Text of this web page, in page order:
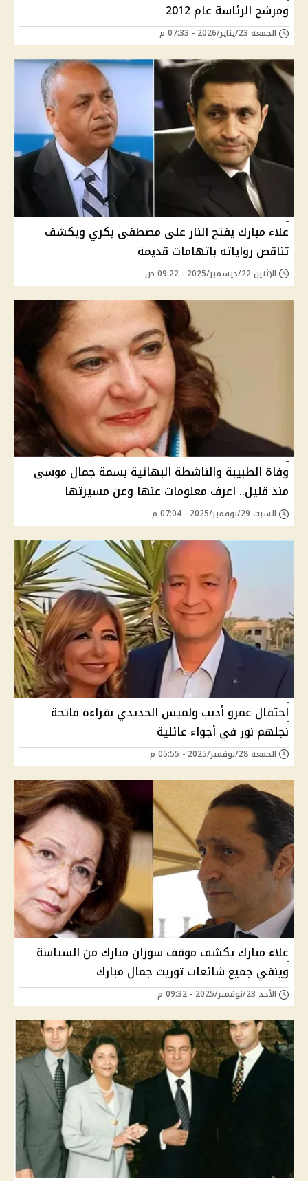
ومرشح الرئاسة عام 2012
الجمعة 23/يناير/2026 - 07:33 م
علاء مبارك يفتح النار على مصطفى بكري ويكشف
تناقض رواياته باتهامات قديمة
الإثنين 22/ديسمبر/2025 - 09:22 ص
وفاة الطبيبة والناشطة البهائية بسمة جمال موسى
منذ قليل.. اعرف معلومات عنها وعن مسيرتها
السبت 29/نوفمبر/2025 - 07:04 م
احتفال عمرو أديب ولميس الحديدي بقراءة فاتحة
نجلهم نور في أجواء عائلية
الجمعة 28/نوفمبر/2025 - 05:55 م
علاء مبارك يكشف موقف سوزان مبارك من السياسة
وينفي جميع شائعات توريث جمال مبارك
الأحد 23/نوفمبر/2025 - 09:32 م